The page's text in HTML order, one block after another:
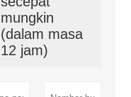
mungkin
(dalam masa
12 jam)